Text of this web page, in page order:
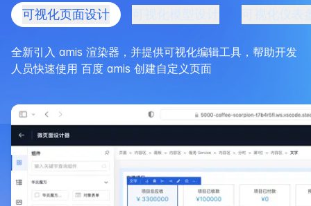
可视化页面设计
全新引入 amis 渲染器，并提供可视化编辑工具，帮助开发
人员快速使用 百度 amis 创建自定义页面